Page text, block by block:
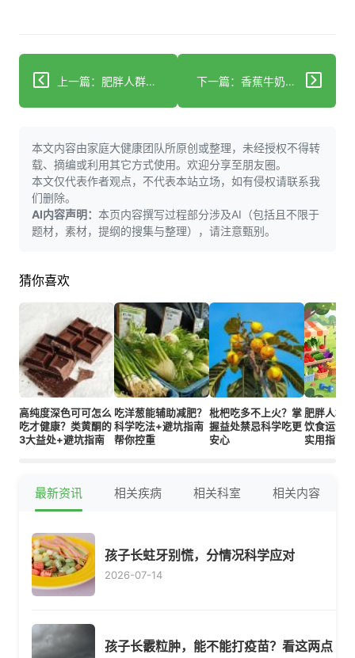
上一篇：肥胖人群贫血自救指南：餐桌上的补血密码 下一篇：香蕉牛奶这样喝 稳减脂不反弹
本文内容由家庭大健康团队所原创或整理，未经授权不得转
载、摘编或利用其它方式使用。欢迎分享至朋友圈。
本文仅代表作者观点，不代表本站立场，如有侵权请联系我
们删除。
AI内容声明： 本页内容撰写过程部分涉及AI（包括且不限于
题材，素材，提纲的搜集与整理），请注意甄别。
猜你喜欢
高纯度深色可可怎么
吃才健康？类黄酮的
3大益处+避坑指南
吃洋葱能辅助减肥？
科学吃法+避坑指南
帮你控重
枇杷吃多不上火？掌
握益处禁忌科学吃更
安心
肥胖人群
饮食运动
实用指南
最新资讯 相关疾病 相关科室 相关内容
孩子长蛀牙别慌，分情况科学应对
2026-07-14
孩子长霰粒肿，能不能打疫苗？看这两点